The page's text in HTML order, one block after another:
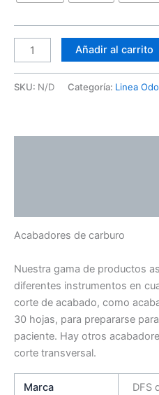
Añadir al carrito
SKU: N/D Categoría: Linea
Acabadores de carburo
Nuestra gama de productos
diferentes instrumentos en
corte de acabado, como
30 hojas, para prepararse
paciente. Hay otros
corte transversal.
Marca DFS